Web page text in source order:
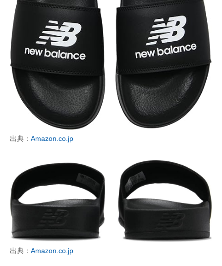
出典： Amazon.co.jp
出典： Amazon.co.jp